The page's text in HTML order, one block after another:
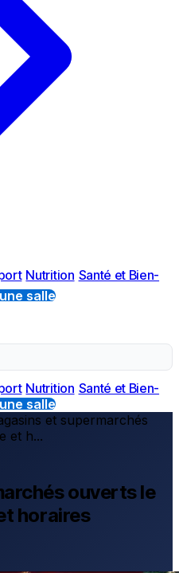
Nutrition Santé et Bien-
salle
Nutrition Santé et Bien-
salle
et supermarchés
et h...
ouverts le
horaires